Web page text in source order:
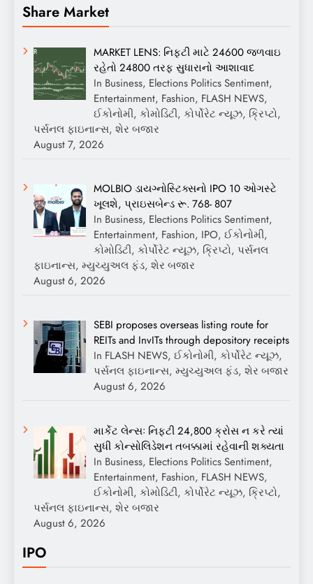
Share Market
MARKET LENS: નિફ્ટી માટે 24600 જળવાઇ
રહેતો 24800 તરફ સુધારાનો આશાવાદ
In Business, Elections Politics Sentiment,
Entertainment, Fashion, FLASH NEWS,
ઈકોનોમી, કોમોડિટી, કોર્પોરેટ ન્યૂઝ, ક્રિપ્ટો,
પર્સનલ ફાઇનાન્સ, શેર બજાર
August 7, 2026
MOLBIO ડાયગ્નોસ્ટિક્સનો IPO 10 ઓગસ્ટે
ખૂલશે, પ્રાઇસબેન્ડ રૂ. 768- 807
In Business, Elections Politics Sentiment,
Entertainment, Fashion, IPO, ઈકોનોમી,
કોમોડિટી, કોર્પોરેટ ન્યૂઝ, ક્રિપ્ટો, પર્સનલ
ફાઇનાન્સ, મ્યુચ્યુઅલ ફંડ, શેર બજાર
August 6, 2026
SEBI proposes overseas listing route for
REITs and InvITs through depository receipts
In FLASH NEWS, ઈકોનોમી, કોર્પોરેટ ન્યૂઝ,
પર્સનલ ફાઇનાન્સ, મ્યુચ્યુઅલ ફંડ, શેર બજાર
August 6, 2026
માર્કેટ લેન્સઃ નિફ્ટી 24,800 ક્રોસ ન કરે ત્યાં
સુધી કોન્સોલિડેશન તબક્કામાં રહેવાની શક્યતા
In Business, Elections Politics Sentiment,
Entertainment, Fashion, FLASH NEWS,
ઈકોનોમી, કોમોડિટી, કોર્પોરેટ ન્યૂઝ, ક્રિપ્ટો,
પર્સનલ ફાઇનાન્સ, શેર બજાર
August 6, 2026
IPO